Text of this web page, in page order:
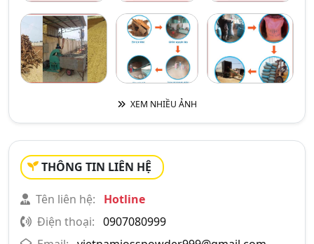
XEM NHIỀU ẢNH
THÔNG TIN LIÊN HỆ
Tên liên hệ:
Hotline
Điện thoại: 0907080999